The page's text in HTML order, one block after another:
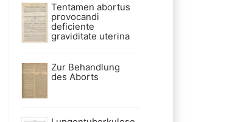
Tentamen abortus
provocandi
deficiente
graviditate uterina
Zur Behandlung
des Aborts